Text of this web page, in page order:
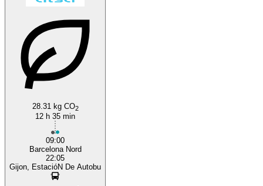
28.31 kg CO2
12 h 35 min
09:00
Barcelona Nord
22:05
Gijon, EstacióN De Autobu